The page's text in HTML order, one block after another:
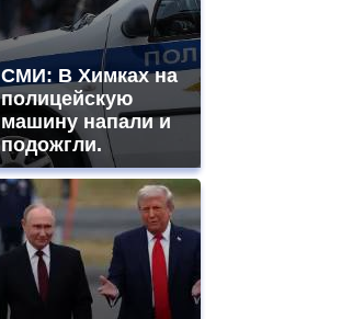
СМИ: В Химках на
полицейскую
машину напали и
подожгли.